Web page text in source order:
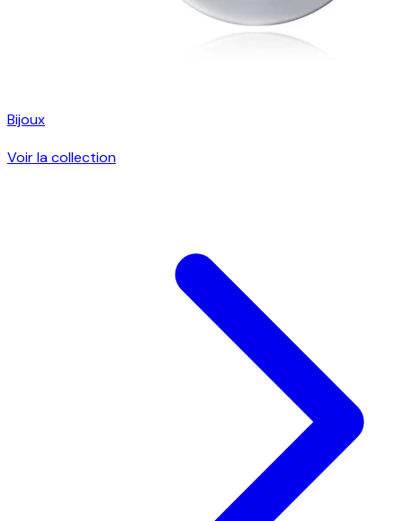
Bijoux
Voir la collection